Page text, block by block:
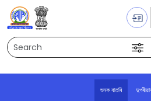
Search
শুনক বাতৰি